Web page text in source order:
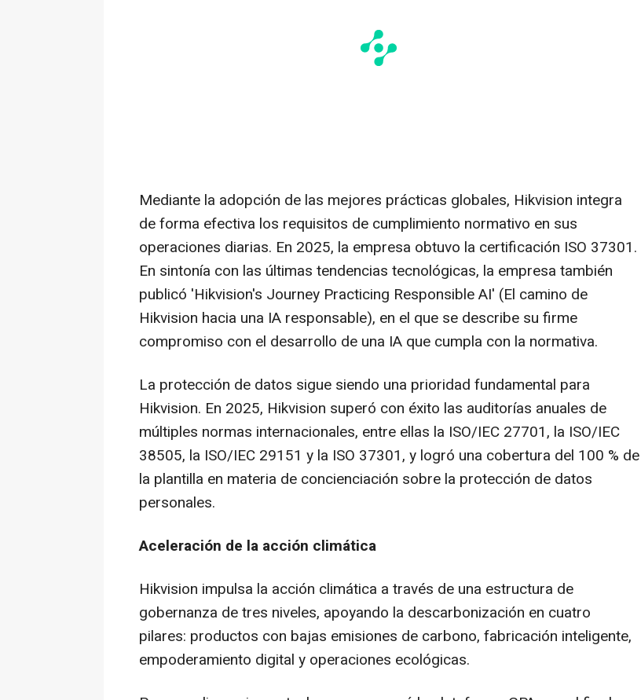
Mediante la adopción de las mejores prácticas globales, Hikvision integra
de forma efectiva los requisitos de cumplimiento normativo en sus
operaciones diarias. En 2025, la empresa obtuvo la certificación ISO 37301.
En sintonía con las últimas tendencias tecnológicas, la empresa también
publicó 'Hikvision's Journey Practicing Responsible AI' (El camino de
Hikvision hacia una IA responsable), en el que se describe su firme
compromiso con el desarrollo de una IA que cumpla con la normativa.
La protección de datos sigue siendo una prioridad fundamental para
Hikvision. En 2025, Hikvision superó con éxito las auditorías anuales de
múltiples normas internacionales, entre ellas la ISO/IEC 27701, la ISO/IEC
38505, la ISO/IEC 29151 y la ISO 37301, y logró una cobertura del 100 % de
la plantilla en materia de concienciación sobre la protección de datos
personales.
Aceleración de la acción climática
Hikvision impulsa la acción climática a través de una estructura de
gobernanza de tres niveles, apoyando la descarbonización en cuatro
pilares: productos con bajas emisiones de carbono, fabricación inteligente,
empoderamiento digital y operaciones ecológicas.